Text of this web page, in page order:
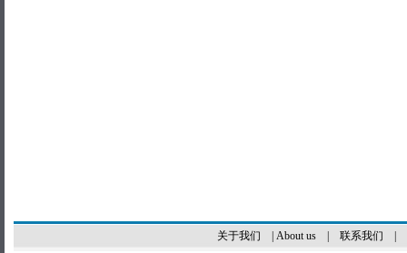
关于我们 About us| 联系我们